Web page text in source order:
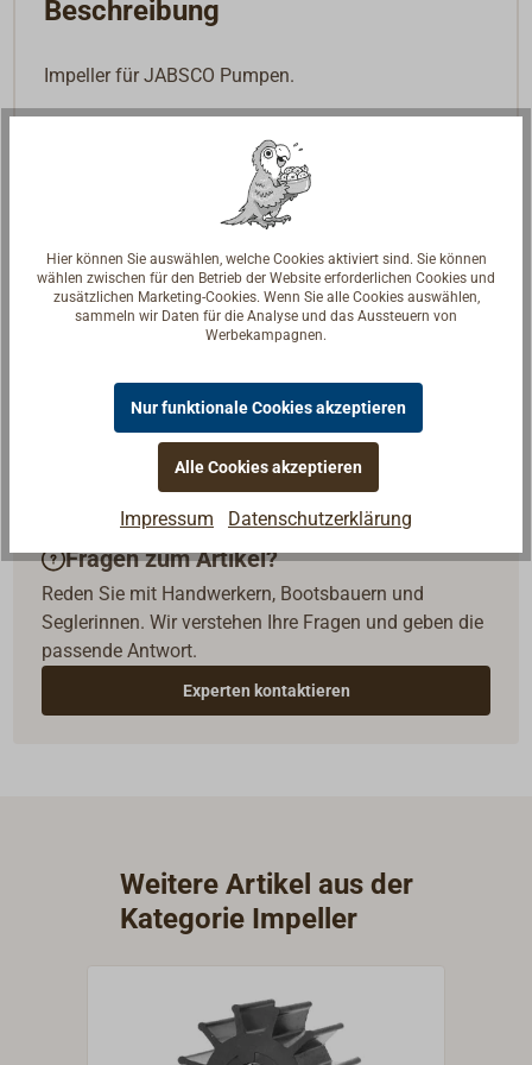
Beschreibung
Impeller für JABSCO Pumpen.
Fragen zum Artikel?
Reden Sie mit Handwerkern, Bootsbauern und
Seglerinnen. Wir verstehen Ihre Fragen und geben die
passende Antwort.
Experten kontaktieren
Weitere Artikel aus der
Kategorie Impeller
Hier können Sie auswählen, welche Cookies aktiviert sind. Sie können
wählen zwischen für den Betrieb der Website erforderlichen Cookies und
zusätzlichen Marketing-Cookies. Wenn Sie alle Cookies auswählen,
sammeln wir Daten für die Analyse und das Aussteuern von
Werbekampagnen.
Nur funktionale Cookies akzeptieren
Alle Cookies akzeptieren
Impressum Datenschutzerklärung